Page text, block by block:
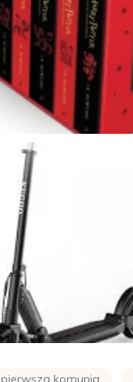
pierwsza komunia